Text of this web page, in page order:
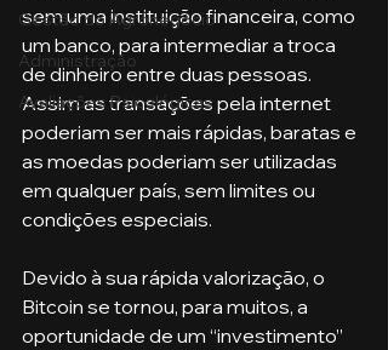
Gestão do Agronegócio
Administração
Avaliações Psicológicas
sem uma instituição financeira, como
um banco, para intermediar a troca
de dinheiro entre duas pessoas.
Assim as transações pela internet
poderiam ser mais rápidas, baratas e
as moedas poderiam ser utilizadas
em qualquer país, sem limites ou
condições especiais.
Devido à sua rápida valorização, o
Bitcoin se tornou, para muitos, a
oportunidade de um “investimento”